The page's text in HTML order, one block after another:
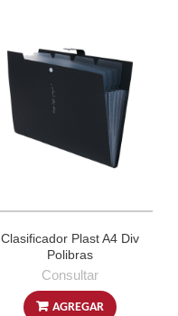
Clasificador Plast A4 Div
Polibras
Consultar
AGREGAR